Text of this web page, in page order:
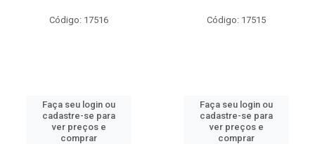
Código: 17516
Faça seu login ou
cadastre-se para
ver preços e
comprar
Código: 17515
Faça seu login ou
cadastre-se para
ver preços e
comprar